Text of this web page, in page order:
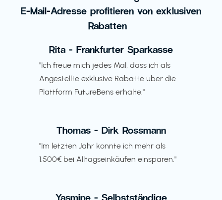
E-Mail-Adresse profitieren von exklusiven
Rabatten
Rita - Frankfurter Sparkasse
"Ich freue mich jedes Mal, dass ich als
Angestellte exklusive Rabatte über die
Plattform FutureBens erhalte."
Thomas - Dirk Rossmann
"Im letzten Jahr konnte ich mehr als
1.500€ bei Alltagseinkäufen einsparen."
Yasmine - Selbstständige